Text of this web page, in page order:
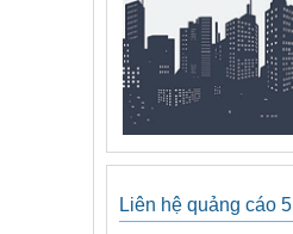
Liên hệ quảng cáo 5